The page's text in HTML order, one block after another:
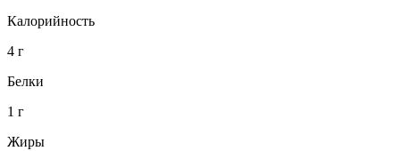
Калорийность
4 г
Белки
1 г
Жиры